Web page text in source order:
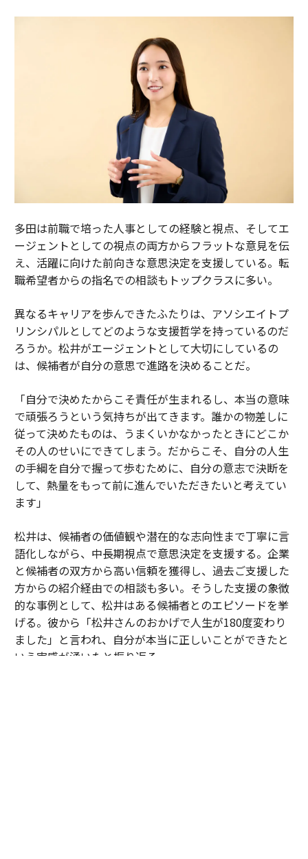
多田は前職で培った人事としての経験と視点、そしてエ
ージェントとしての視点の両方からフラットな意見を伝
え、活躍に向けた前向きな意思決定を支援している。転
職希望者からの指名での相談もトップクラスに多い。
異なるキャリアを歩んできたふたりは、アソシエイトプ
リンシパルとしてどのような支援哲学を持っているのだ
ろうか。松井がエージェントとして大切にしているの
は、候補者が自分の意思で進路を決めることだ。
「自分で決めたからこそ責任が生まれるし、本当の意味
で頑張ろうという気持ちが出てきます。誰かの物差しに
従って決めたものは、うまくいかなかったときにどこか
その人のせいにできてしまう。だからこそ、自分の人生
の手綱を自分で握って歩むために、自分の意志で決断を
して、熱量をもって前に進んでいただきたいと考えてい
ます」
松井は、候補者の価値観や潜在的な志向性まで丁寧に言
語化しながら、中長期視点で意思決定を支援する。企業
と候補者の双方から高い信頼を獲得し、過去ご支援した
方からの紹介経由での相談も多い。そうした支援の象徴
的な事例として、松井はある候補者とのエピソードを挙
げる。彼から「松井さんのおかげで人生が180度変わり
ました」と言われ、自分が本当に正しいことができたと
いう実感が湧いたと振り返る。